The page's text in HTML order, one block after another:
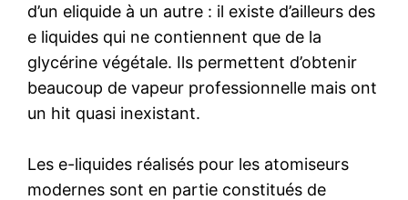
d’un eliquide à un autre : il existe d’ailleurs des
e liquides qui ne contiennent que de la
glycérine végétale. Ils permettent d’obtenir
beaucoup de vapeur professionnelle mais ont
un hit quasi inexistant.
Les e-liquides réalisés pour les atomiseurs
modernes sont en partie constitués de